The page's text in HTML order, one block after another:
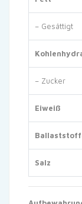
– Gesättigt
– Zucker
Eiweiß
Salz